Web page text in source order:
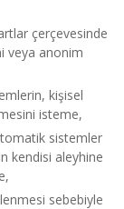
çerçevesinde
veya anonim
kişisel
isteme,
sistemler
kendisi aleyhine
sebebiyle